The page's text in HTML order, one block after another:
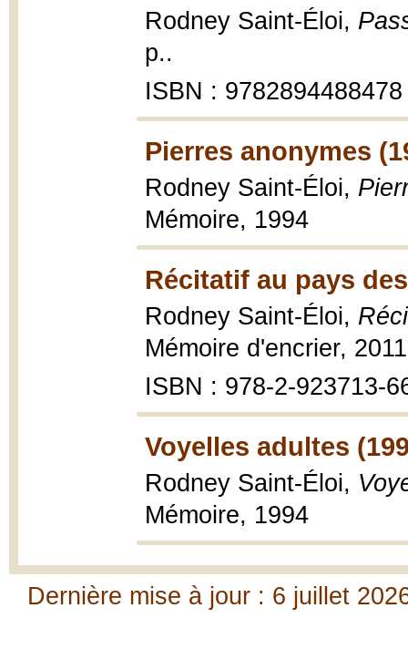
Rodney Saint-Éloi,
p..
ISBN : 9782894488478
Pierres anonymes
Rodney Saint-Éloi,
Mémoire, 1994
Récitatif au pays
Rodney Saint-Éloi,
Mémoire d'encrier,
ISBN : 978-2-923713-
Voyelles adultes
Rodney Saint-Éloi,
Mémoire, 1994
Dernière mise à jour : 6 juillet